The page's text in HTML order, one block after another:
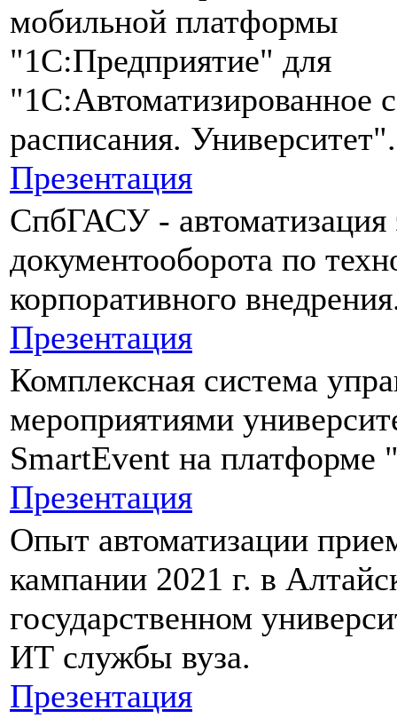
мобильной платформы
"1С:Предприятие" для
"1С:Автоматизированное
расписания. Университет".
Презентация
СпбГАСУ - автоматизация
документооборота по
корпоративного
Презентация
Комплексная система
мероприятиями
SmartEvent на платформе
Презентация
Опыт автоматизации
кампании 2021 г. в
государственном
ИТ службы вуза.
Презентация